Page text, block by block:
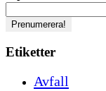
Etiketter
Avfall